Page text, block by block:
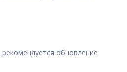
рекомендуется обновление